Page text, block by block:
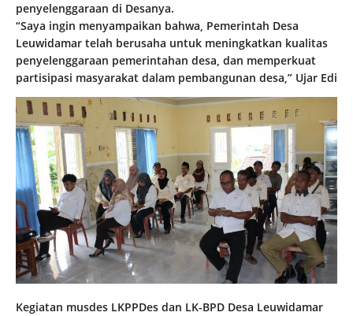
penyelenggaraan di Desanya.
“Saya ingin menyampaikan bahwa, Pemerintah Desa
Leuwidamar telah berusaha untuk meningkatkan kualitas
penyelenggaraan pemerintahan desa, dan memperkuat
partisipasi masyarakat dalam pembangunan desa,” Ujar Edi
Kegiatan musdes LKPPDes dan LK-BPD Desa Leuwidamar